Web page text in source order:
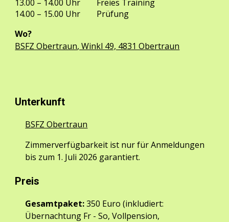
13.00 – 1 4.00 Uhr Freies Training
14.00 – 15.00 Uhr
Prüfung
Wo?
BSFZ Obertraun, Winkl 49, 4831 Obertraun
Unterkunft
BSFZ Obertraun
Zimmerverfügbarkeit ist nur für Anmeldungen
bis zum 1. Juli 2026 garantiert.
Preis
Gesamtpaket:350 Euro (inkludiert:
Übernachtung Fr - So, Vollpension,